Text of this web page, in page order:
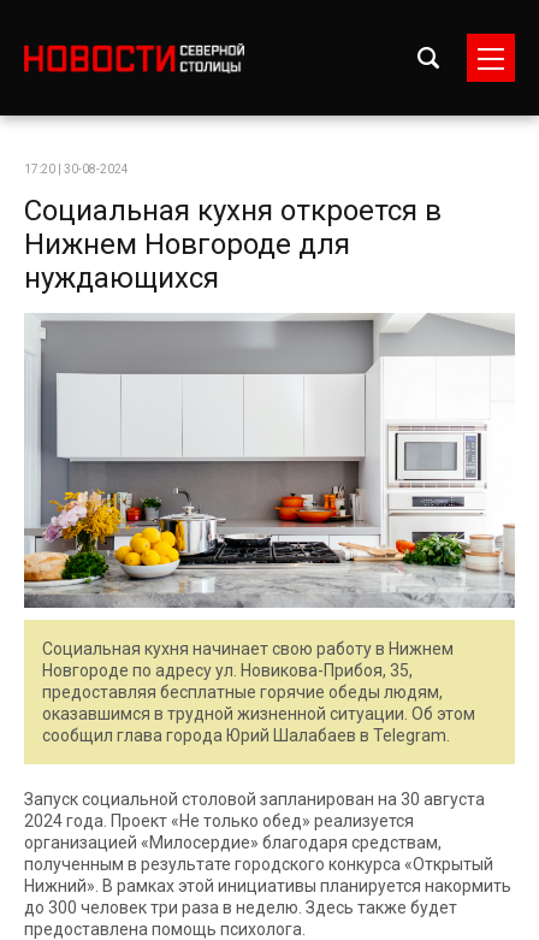
17:20 | 30-08-2024
Социальная кухня откроется в
Нижнем Новгороде для
нуждающихся
Социальная кухня начинает свою работу в Нижнем
Новгороде по адресу ул. Новикова-Прибоя, 35,
предоставляя бесплатные горячие обеды людям,
оказавшимся в трудной жизненной ситуации. Об этом
сообщил глава города Юрий Шалабаев в Telegram.
Запуск социальной столовой запланирован на 30 августа
2024 года. Проект «Не только обед» реализуется
организацией «Милосердие» благодаря средствам,
полученным в результате городского конкурса «Открытый
Нижний». В рамках этой инициативы планируется накормить
до 300 человек три раза в неделю. Здесь также будет
предоставлена помощь психолога.